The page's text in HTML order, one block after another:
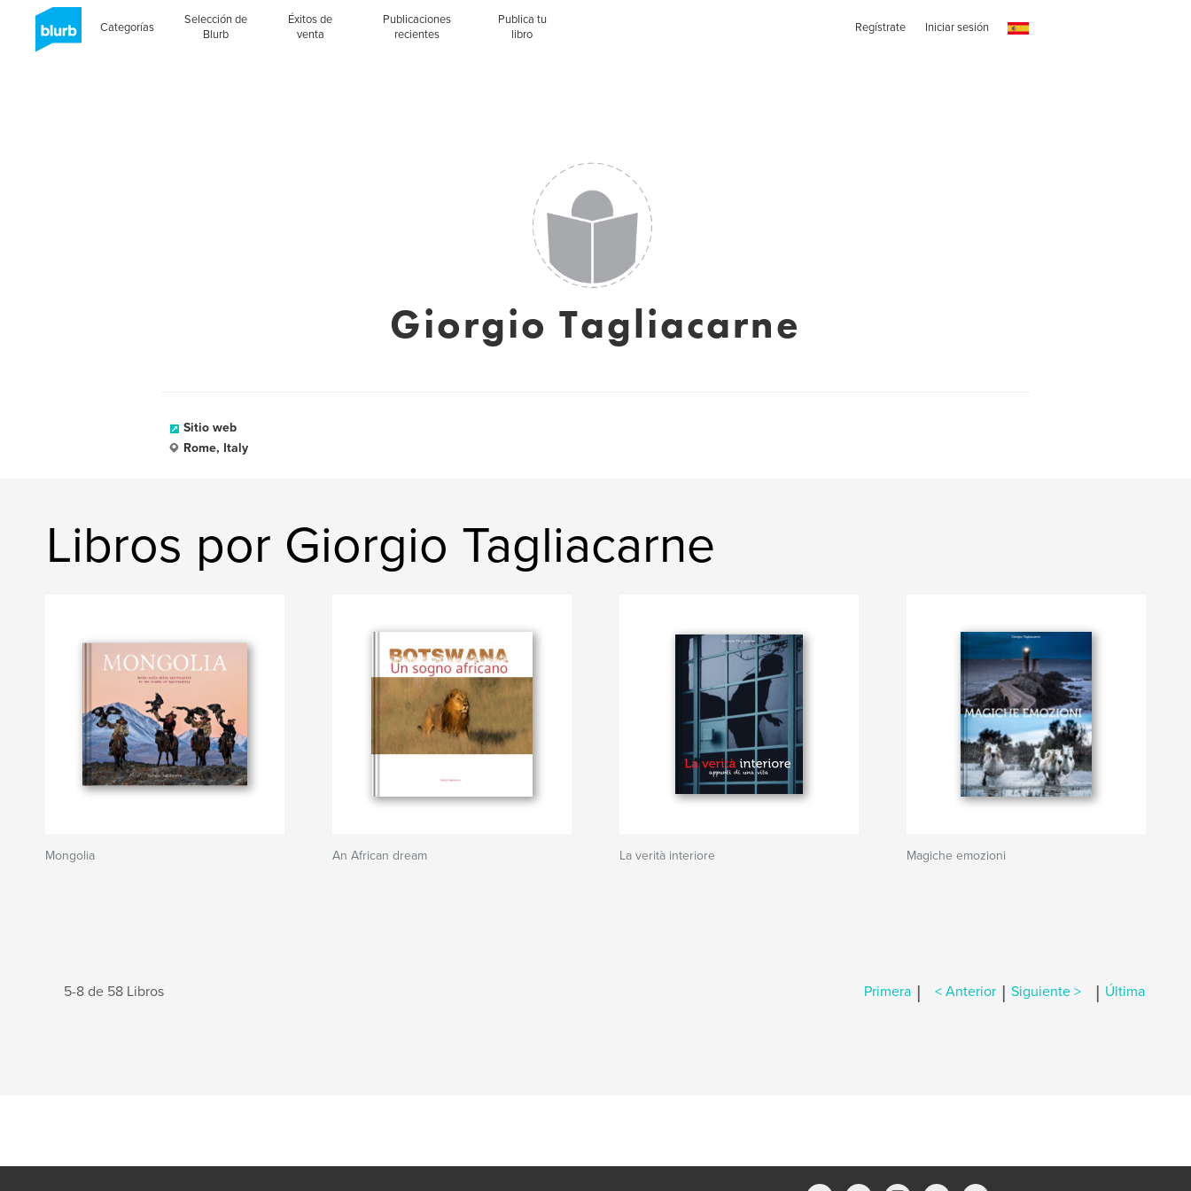
Categorías
Selección de
Blurb
Éxitos de
venta
Publicaciones
recientes
Publica tu
libro
Regístrate Iniciar sesión
Giorgio Tagliacarne
Sitio web
Rome, Italy
Libros por Giorgio Tagliacarne
Mongolia An African dream La verità interiore Magiche emozioni
5-8 de 58 Libros Primera | < Anterior | Siguiente > | Última